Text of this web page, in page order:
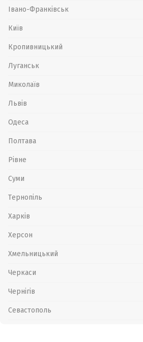
Івано-Франківськ
Київ
Кропивницький
Луганськ
Миколаїв
Львів
Одеса
Полтава
Рівне
Суми
Тернопіль
Харків
Херсон
Хмельницький
Черкаси
Чернігів
Севастополь